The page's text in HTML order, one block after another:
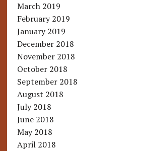
March 2019
February 2019
January 2019
December 2018
November 2018
October 2018
September 2018
August 2018
July 2018
June 2018
May 2018
April 2018